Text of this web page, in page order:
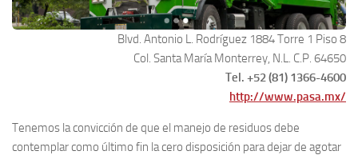
Blvd. Antonio L. Rodríguez 1884 Torre 1 Piso 8
Col. Santa María Monterrey, N.L. C.P. 64650
Tel. +52 (81) 1366-4600
http://www.pasa.mx/
Tenemos la convicción de que el manejo de residuos debe
contemplar como último fin la cero disposición para dejar de agotar